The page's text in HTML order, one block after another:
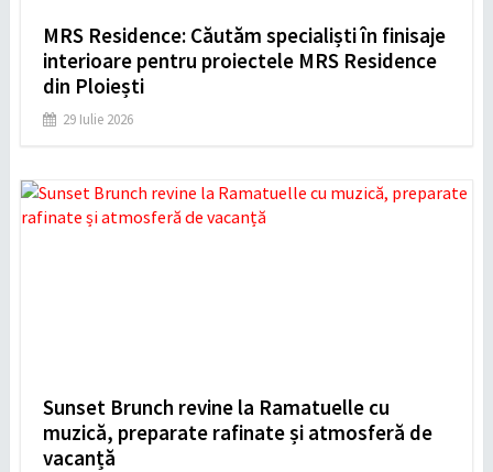
MRS Residence: Căutăm specialiști în finisaje
interioare pentru proiectele MRS Residence
din Ploiești
29 Iulie 2026
Sunset Brunch revine la Ramatuelle cu
muzică, preparate rafinate și atmosferă de
vacanță